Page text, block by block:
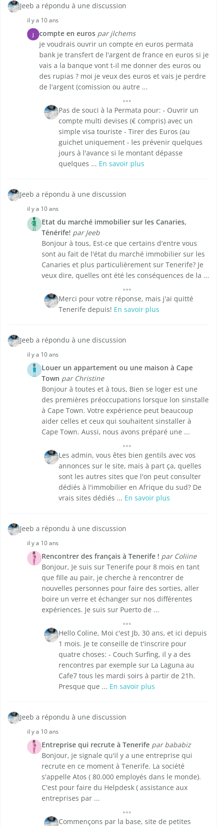
Jeeb a répondu à une discussion
il y a 10 ans
J compte en euros par jlchems
je voudrais ouvrir un compte en euros permata
bank je transfert de l'argent de france en euros si je
vais a la banque vont t-il me donner des euros ou
des rupias ? moi je veux des euros et vais je perdre
de l'argent (comission ou autre ...
Pas de souci à la Permata pour: - Ouvrir un
compte multi devises (€ compris) avec un
simple visa touriste - Tirer des Euros (au
guichet uniquement - les prévenir quelques
jours à l'avance si le montant dépasse
quelques ... En savoir plus
Jeeb a répondu à une discussion
il y a 10 ans
Etat du marché immobilier sur les Canaries,
Ténérife! par Jeeb
Bonjour à tous, Est-ce que certains d'entre vous
sont au fait de l'état du marché immobilier sur les
Canaries et plus particulièrement sur Tenerife? Je
veux dire, quelles ont été les conséquences de la ...
Merci pour votre réponse, mais j'ai quitté
Tenerife depuis! En savoir plus
Jeeb a répondu à une discussion
il y a 10 ans
Louer un appartement ou une maison à Cape
Town par Christine
Bonjour à toutes et à tous, Bien se loger est une
des premières préoccupations lorsque lon sinstalle
à Cape Town. Votre expérience peut beaucoup
aider celles et ceux qui souhaitent sinstaller à
Cape Town. Aussi, nous avons préparé une ...
Les admin, vous êtes bien gentils avec vos
annonces sur le site, mais à part ça, quelles
sont les autres sites que l'on peut consulter
dédiés à l'immobilier en Afrique du sud? De
vrais sites dédiés ... En savoir plus
Jeeb a répondu à une discussion
il y a 10 ans
Rencontrer des français à Tenerife ! par Coliine
Bonjour, Je suis sur Tenerife pour 8 mois en tant
que fille au pair, je cherche à rencontrer de
nouvelles personnes pour faire des sorties, aller
boire un verre et échanger sur nos différentes
expériences. Je suis sur Puerto de ...
Hello Coline, Moi c'est Jb, 30 ans, et ici depuis
1 mois. Je te conseille de t'inscrire pour
quatre choses: - Couch Surfing, il y a des
rencontres par exemple sur La Laguna au
Cafe7 tous les mardi soirs à partir de 21h.
Presque que ... En savoir plus
Jeeb a répondu à une discussion
il y a 10 ans
Entreprise qui recrute à Tenerife par bababiz
Bonjour, je signale qu'il y a une entreprise qui
recrute en ce moment à Tenerife. La société
s'appelle Atos ( 80.000 employés dans le monde).
C'est pour faire du Helpdesk ( assistance aux
entreprises par ...
Commençons par la base, site de petites